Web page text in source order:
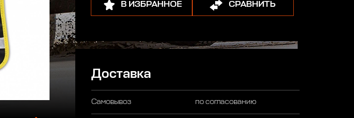
В ИЗБРАННОЕ СРАВНИТЬ
Доставка
Самовывоз по согласованию